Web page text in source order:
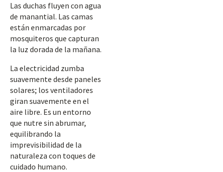
Las duchas fluyen con agua
de manantial. Las camas
están enmarcadas por
mosquiteros que capturan
la luz dorada de la mañana.
La electricidad zumba
suavemente desde paneles
solares; los ventiladores
giran suavemente en el
aire libre. Es un entorno
que nutre sin abrumar,
equilibrando la
imprevisibilidad de la
naturaleza con toques de
cuidado humano.